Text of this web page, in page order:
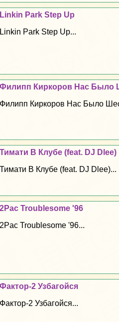
Linkin Park Step Up
Linkin Park Step Up...
Филипп Киркоров Нас Было
Филипп Киркоров Нас Было
Тимати В Клубе (feat. DJ Dlee)
Тимати В Клубе (feat. DJ Dlee)...
2Pac Troublesome '96
2Pac Troublesome '96...
Фактор-2 Узбагойся
Фактор-2 Узбагойся...